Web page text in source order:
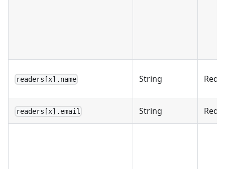
readers[x].name String
readers[x].email String